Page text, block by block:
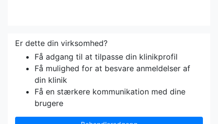
Er dette din virksomhed?
Få adgang til at tilpasse din klinikprofil
Få mulighed for at besvare anmeldelser af
din klinik
Få en stærkere kommunikation med dine
brugere